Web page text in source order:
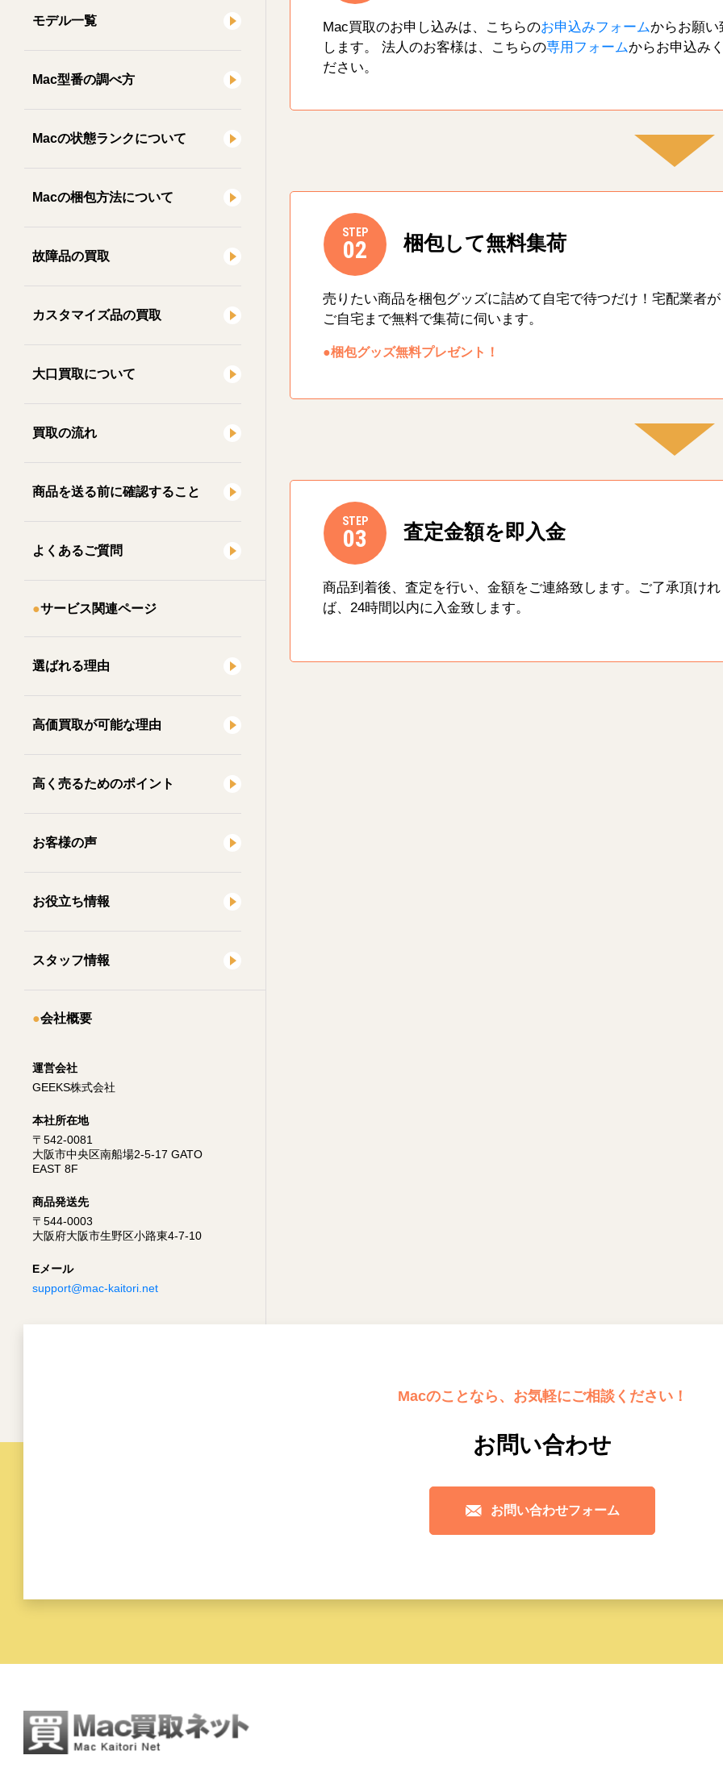
モデル一覧
Mac型番の調べ方
Macの状態ランクについて
Macの梱包方法について
故障品の買取
カスタマイズ品の買取
大口買取について
買取の流れ
商品を送る前に確認すること
よくあるご質問
サービス関連ページ
選ばれる理由
高価買取が可能な理由
高く売るためのポイント
お客様の声
お役立ち情報
スタッフ情報
会社概要
運営会社
GEEKS株式会社
本社所在地
〒542-0081
大阪市中央区南船場2-5-17 GATO
EAST 8F
商品発送先
〒544-0003
大阪府大阪市生野区小路東4-7-10
Eメール
support@mac-kaitori.net
Mac買取のお申し込みは、こちらのお申込みフォームからお願い
します。 法人のお客様は、こちらの専用フォームからお申込み
ださい。
STEP
02 梱包して無料集荷
売りたい商品を梱包グッズに詰めて自宅で待つだけ！宅配業者が
ご自宅まで無料で集荷に伺います。
●梱包グッズ無料プレゼント！
STEP
03 査定金額を即入金
商品到着後、査定を行い、金額をご連絡致します。ご了承頂けれ
ば、24時間以内に入金致します。
Macのことなら、お気軽にご相談ください！
お問い合わせ
お問い合わせフォーム